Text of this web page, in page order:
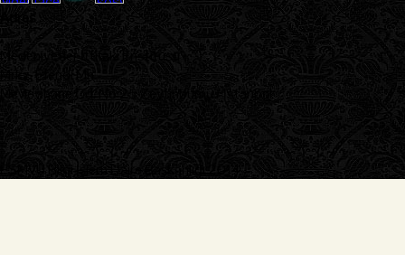
Adres
Medeniyetler İttifakı Enstitüsü
Mrkz. Efendi Mh.
Mevlevihane Cd. No:25 Zeytinburnu / İstanbul
FSMVÜ Bilgi İşlem Daire Başkanlığı 2014